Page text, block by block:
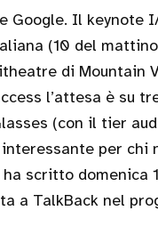
Google. Il keynote
(10 del
di Mountain
l’attesa è su
(con il tier
per chi
ha scritto domenica
a TalkBack nel